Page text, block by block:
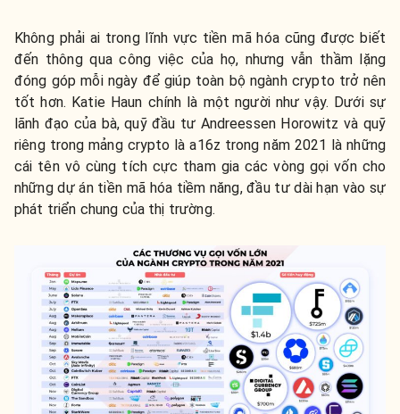
Không phải ai trong lĩnh vực tiền mã hóa cũng được biết
đến thông qua công việc của họ, nhưng vẫn thầm lặng
đóng góp mỗi ngày để giúp toàn bộ ngành crypto trở nên
tốt hơn. Katie Haun chính là một người như vậy. Dưới sự
lãnh đạo của bà, quỹ đầu tư Andreessen Horowitz và quỹ
riêng trong mảng crypto là a16z trong năm 2021 là những
cái tên vô cùng tích cực tham gia các vòng gọi vốn cho
những dự án tiền mã hóa tiềm năng, đầu tư dài hạn vào sự
phát triển chung của thị trường.